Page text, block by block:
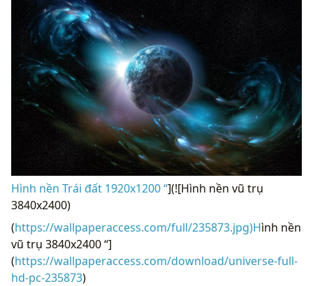
Hình nền Trái đất 1920x1200 “](![Hình nền vũ trụ
3840x2400)
(https://wallpaperaccess.com/full/235873.jpg)Hình nền
vũ trụ 3840x2400 “]
(https://wallpaperaccess.com/download/universe-full-
hd-pc-235873)